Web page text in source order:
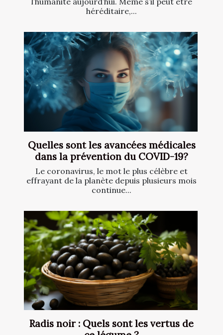
héréditaire,...
Quelles sont les avancées médicales
dans la prévention du COVID-19?
Le coronavirus, le mot le plus célèbre et
effrayant de la planète depuis plusieurs mois
continue...
Radis noir : Quels sont les vertus de